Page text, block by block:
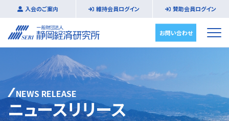
入会のご案内 維持会員ログイン 賛助会員ログイン
お問い合わせ
NEWS RELEASE
ニュースリリース